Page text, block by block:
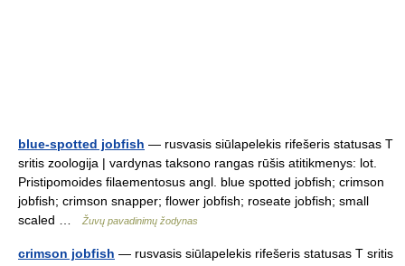
blue-spotted jobfish — rusvasis siūlapelekis rifešeris statusas T
sritis zoologija | vardynas taksono rangas rūšis atitikmenys: lot.
Pristipomoides filaementosus angl. blue spotted jobfish; crimson
jobfish; crimson snapper; flower jobfish; roseate jobfish; small
scaled …
Žuvų pavadinimų žodynas
crimson jobfish — rusvasis siūlapelekis rifešeris statusas T sritis